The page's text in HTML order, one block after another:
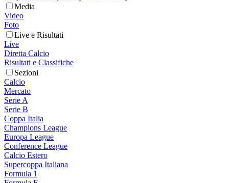
Media
Video
Foto
Live e Risultati
Live
Diretta Calcio
Risultati e Classifiche
Sezioni
Calcio
Mercato
Serie A
Serie B
Coppa Italia
Champions League
Europa League
Conference League
Calcio Estero
Supercoppa Italiana
Formula 1